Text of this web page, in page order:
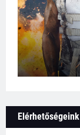
Elérhetőségeink